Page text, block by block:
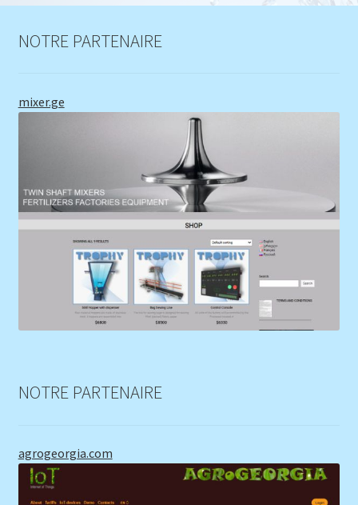
NOTRE PARTENAIRE
mixer.ge
NOTRE PARTENAIRE
agrogeorgia.com